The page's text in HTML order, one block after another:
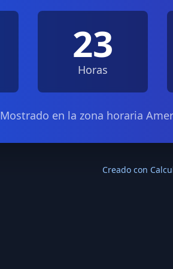
23
Horas
Mostrado en la zona horaria
Creado con